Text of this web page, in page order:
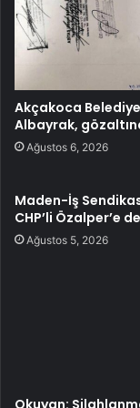
Akçakoca Belediye
Albayrak,
Ağustos 6, 2026
Maden-İş
CHP’li Özalper’e
Ağustos 5, 2026